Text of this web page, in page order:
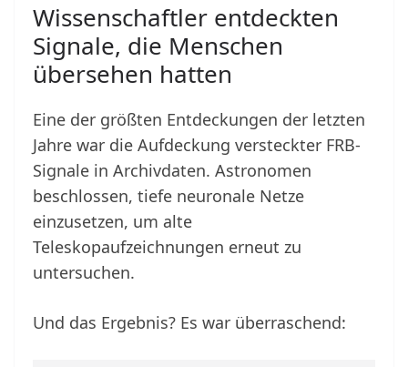
Wissenschaftler entdeckten
Signale, die Menschen
übersehen hatten
Eine der größten Entdeckungen der letzten
Jahre war die Aufdeckung versteckter FRB-
Signale in Archivdaten. Astronomen
beschlossen, tiefe neuronale Netze
einzusetzen, um alte
Teleskopaufzeichnungen erneut zu
untersuchen.
Und das Ergebnis? Es war überraschend: